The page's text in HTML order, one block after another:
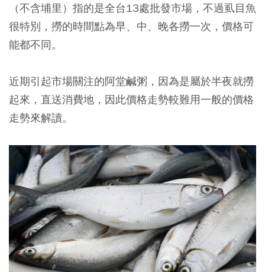
（不含埔里）指的是全台13處批發市場，不過虱目魚
很特別，撈的時間點為早、中、晚各撈一次，價格可
能都不同。
近期引起市場關注的阿堂鹹粥，因為是屬於半夜就撈
起來，直送消費地，因此價格走勢較難用一般的價格
走勢來解讀。